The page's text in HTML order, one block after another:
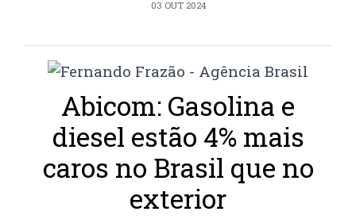
03 OUT 2024
Abicom: Gasolina e
diesel estão 4% mais
caros no Brasil que no
exterior